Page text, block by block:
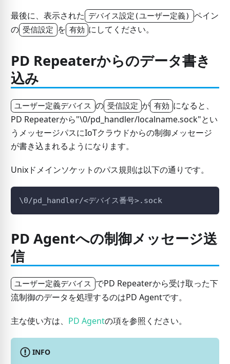
最後に、表示された デバイス設定(ユーザー定義) ペイン
の 受信設定 を 有効 にしてください。
PD Repeaterからのデータ書き
込み
ユーザー定義デバイス の 受信設定 が 有効 になると、
PD Repeaterから"\0/pd_handler/localname.sock"とい
うメッセージパスにIoTクラウドからの制御メッセージ
が書き込まれるようになります。
Unixドメインソケットのパス規則は以下の通りです。
\0/pd_handler/<デバイス番号>.sock
PD Agentへの制御メッセージ送
信
ユーザー定義デバイス でPD Repeaterから受け取った下
流制御のデータを処理するのはPD Agentです。
主な使い方は、 PD Agentの項を参照ください。
INFO